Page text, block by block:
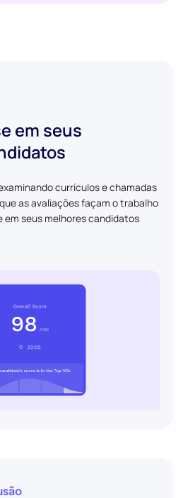
em seus
currículos e chamadas
as avaliações façam o trabalho
em seus melhores candidatos